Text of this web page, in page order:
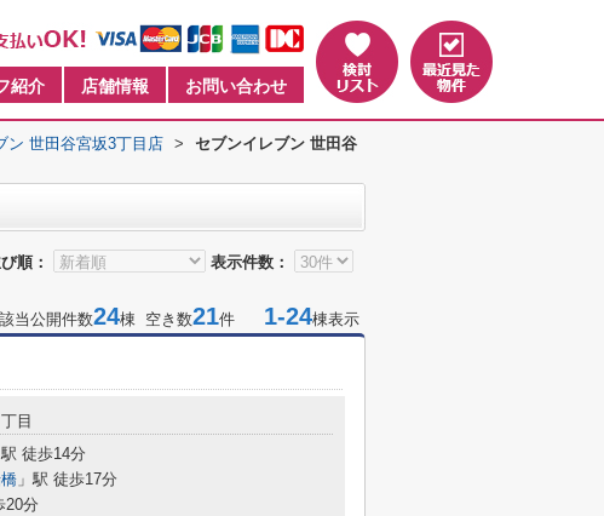
紹介 店舗情報 お問い合わせ
ン 世田谷宮坂3丁目店 >
セブンイレブン 世田谷
順： 表示件数：
該当公開件数24棟 空き数21件 1-24棟表示
目
駅 徒歩14分
」駅 徒歩17分
20分